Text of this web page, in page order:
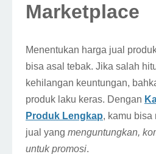
Marketplace
Menentukan harga jual
bisa asal tebak. Jika salah
kehilangan keuntungan,
produk laku keras. Dengan
Produk Lengkap, kamu bisa
jual yang menguntungkan,
untuk promosi.